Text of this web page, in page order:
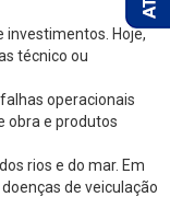
investimentos. Hoje,
técnico ou
operacionais
obra e produtos
rios e do mar. Em
de veiculação